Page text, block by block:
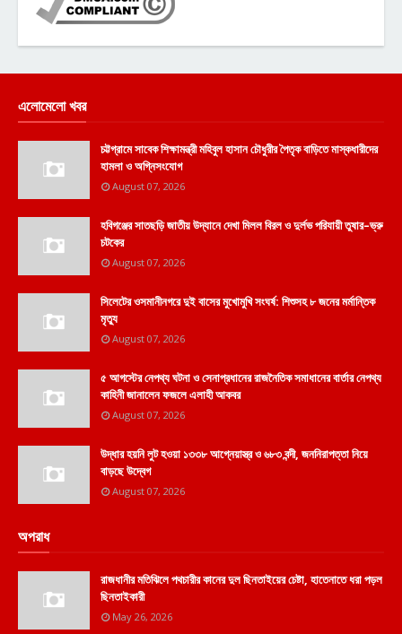
এলোমেলো খবর
চট্টগ্রামে সাবেক শিক্ষামন্ত্রী মহিবুল হাসান চৌধুরীর পৈতৃক বাড়িতে মাস্কধারীদের
হামলা ও অগ্নিসংযোগ
August 07, 2026
হবিগঞ্জের সাতছড়ি জাতীয় উদ্যানে দেখা মিলল বিরল ও দুর্লভ পরিযায়ী তুষার–ভ্রু
চটকের
August 07, 2026
সিলেটের ওসমানীনগরে দুই বাসের মুখোমুখি সংঘর্ষ: শিশুসহ ৮ জনের মর্মান্তিক
মৃত্যু
August 07, 2026
৫ আগস্টের নেপথ্য ঘটনা ও সেনাপ্রধানের রাজনৈতিক সমাধানের বার্তার নেপথ্য
কাহিনী জানালেন ফজলে এলাহী আকবর
August 07, 2026
উদ্ধার হয়নি লুট হওয়া ১৩৩৮ আগ্নেয়াস্ত্র ও ৬৮৩ বন্দী, জননিরাপত্তা নিয়ে
বাড়ছে উদ্বেগ
August 07, 2026
অপরাধ
রাজধানীর মতিঝিলে পথচারীর কানের দুল ছিনতাইয়ের চেষ্টা, হাতেনাতে ধরা পড়ল
ছিনতাইকারী
May 26, 2026